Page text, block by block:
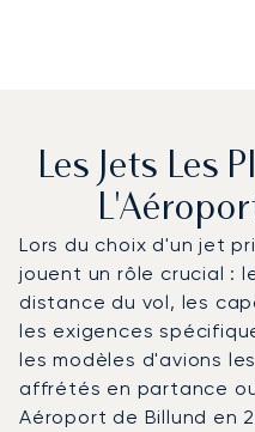
Les Jets Les
Lors du choix d'un jet
jouent un rôle crucial :
distance du vol, les
les exigences
les modèles d'avions
affrétés en partance
Aéroport de Billund en